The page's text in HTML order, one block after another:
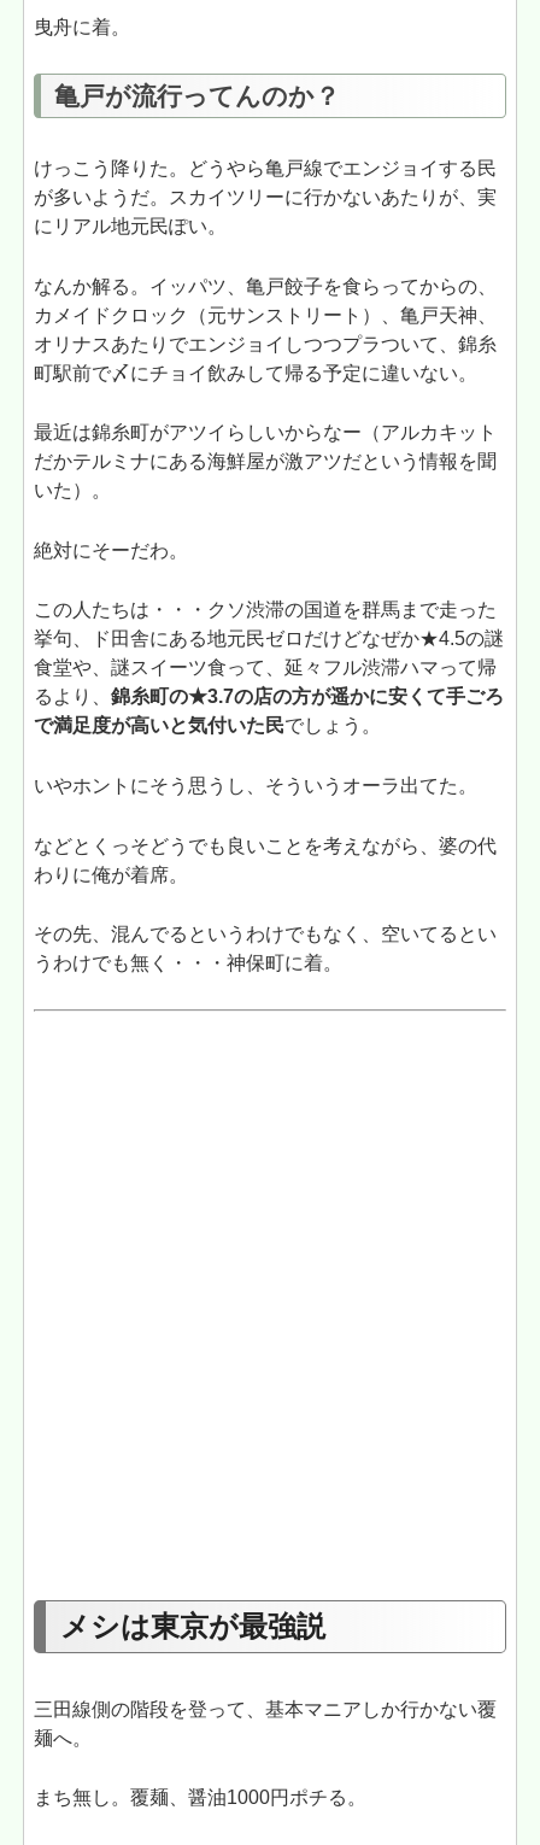
曳舟に着。
亀戸が流行ってんのか？
けっこう降りた。どうやら亀戸線でエンジョイする民
が多いようだ。スカイツリーに行かないあたりが、実
にリアル地元民ぽい。
なんか解る。イッパツ、亀戸餃子を食らってからの、
カメイドクロック（元サンストリート）、亀戸天神、
オリナスあたりでエンジョイしつつプラついて、錦糸
町駅前で〆にチョイ飲みして帰る予定に違いない。
最近は錦糸町がアツイらしいからなー（アルカキット
だかテルミナにある海鮮屋が激アツだという情報を聞
いた）。
絶対にそーだわ。
この人たちは・・・クソ渋滞の国道を群馬まで走った
挙句、ド田舎にある地元民ゼロだけどなぜか★4.5の謎
食堂や、謎スイーツ食って、延々フル渋滞ハマって帰
るより、錦糸町の★3.7の店の方が遥かに安くて手ごろ
で満足度が高いと気付いた民でしょう。
いやホントにそう思うし、そういうオーラ出てた。
などとくっそどうでも良いことを考えながら、婆の代
わりに俺が着席。
その先、混んでるというわけでもなく、空いてるとい
うわけでも無く・・・神保町に着。
メシは東京が最強説
三田線側の階段を登って、基本マニアしか行かない覆
麺へ。
まち無し。覆麺、醤油1000円ポチる。